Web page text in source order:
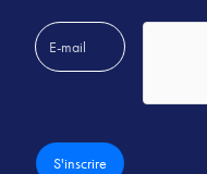
Veuillez laisser ce champ vide.